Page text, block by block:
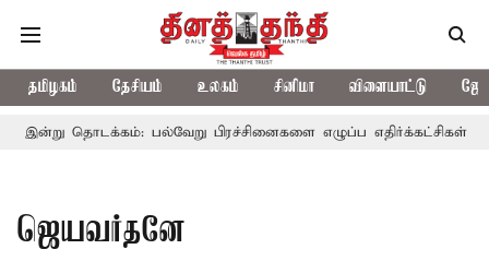
தமிழகம் தேசியம் உலகம் சினிமா விளையாட்டு
தொடக்கம்: பல்வேறு பிரச்சினைகளை எழுப்ப எதிர்க்கட்சிகள்
ஜெயவர்தனே